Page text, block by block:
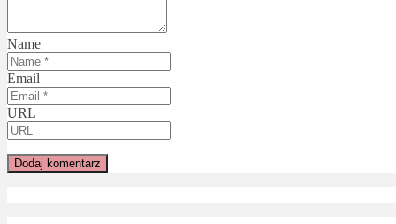
Name
Email
URL